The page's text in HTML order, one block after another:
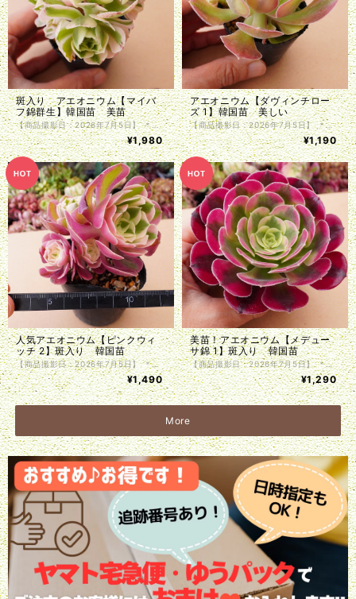
斑入り アエオニウム【マイバ
フ錦群生】韓国苗 美苗
【商品撮影日：2026年7月5日】 ＊韓国仕入れ ＊植物サイズは写真をご参照くださいませ。 ＊商品は抜き苗で植物のみお届け致します。入荷時に根の処理を行っているため、発根前のものや微根のものがございます。カット苗とお考え下さい。 ＊単頭ではない個体につきましては分離してしまう事もございます。植物はお届けまでの間に多少の色の変化・形状の変化がある場合がございます。写真撮影をした植物の現物販売となります。
¥1,980
アエオニウム【ダヴィンチロー
ズ 1】韓国苗 美しい
【商品撮影日：2026年7月5日】 ＊韓国仕入れ ＊植物サイズは写真をご参照くださいませ。 ＊商品は抜き苗で植物のみお届け致します。入荷時に根の処理を行っているため、発根前のものや微根のものがございます。カット苗とお考え下さい。 ＊単頭ではない個体につきましては分離してしまう事もございます。植物はお届けまでの間に多少の色の変化・形状の変化がある場合がございます。写真撮影をした植物の現物販売となります。
¥1,190
人気アエオニウム【ピンクウィ
ッチ 2】斑入り 韓国苗
【商品撮影日：2026年7月5日】 ＊韓国仕入れ ＊植物サイズは写真をご参照くださいませ。 ＊商品は抜き苗で植物のみお届け致します。入荷時に根の処理を行っているため、発根前のものや微根のものがございます。カット苗とお考え下さい。 ＊単頭ではない個体につきましては分離してしまう事もございます。植物はお届けまでの間に多少の色の変化・形状の変化がある場合がございます。写真撮影をした植物の現物販売となります。
¥1,490
美苗！アエオニウム【メデュー
サ錦 1】斑入り 韓国苗
【商品撮影日：2026年7月5日】 ＊韓国仕入れ ＊植物サイズは写真をご参照くださいませ。 ＊商品は抜き苗で植物のみお届け致します。入荷時に根の処理を行っているため、発根前のものや微根のものがございます。カット苗とお考え下さい。 ＊単頭ではない個体につきましては分離してしまう事もございます。植物はお届けまでの間に多少の色の変化・形状の変化がある場合がございます。写真撮影をした植物の現物販売となります。
¥1,290
More